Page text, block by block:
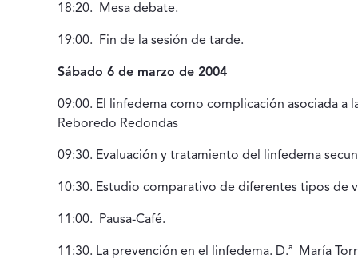
18:20. Mesa debate.
19:00. Fin de la sesión de tarde.
Sábado 6 de marzo de 2004
09:00. El linfedema como complicación asociada a
Reboredo Redondas
09:30. Evaluación y tratamiento del linfedema
10:30. Estudio comparativo de diferentes tipos de
11:00. Pausa-Café.
11:30. La prevención en el linfedema. D.ª María